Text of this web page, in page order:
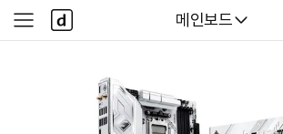
다나와
메인보드
사
이
다
나
와